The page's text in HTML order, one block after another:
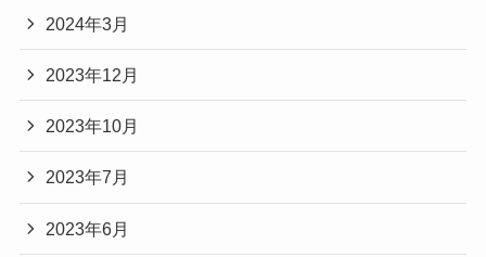
2024年3月
2023年12月
2023年10月
2023年7月
2023年6月